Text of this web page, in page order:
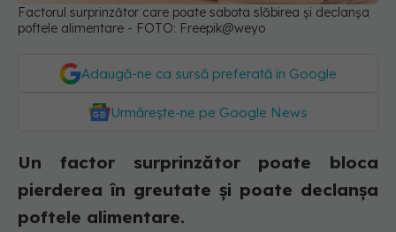
Factorul surprinzător care poate sabota slăbirea și declanșa
poftele alimentare - FOTO: Freepik@weyo
Adaugă-ne ca sursă preferată în Google
Urmărește-ne pe Google News
Un factor surprinzător poate bloca
pierderea în greutate și poate declanșa
poftele alimentare.